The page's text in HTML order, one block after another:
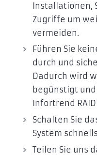
Installationen,
Zugriffe um
vermeiden.
Führen Sie
durch und
Dadurch wird
begünstigt
Infortrend
Schalten Sie
System
Teilen Sie uns